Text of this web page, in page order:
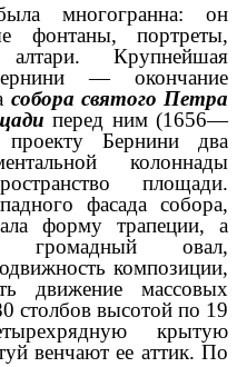
многогранна: он
фонтаны, портреты,
Крупнейшая
— окончание
собора святого Петра
перед ним (1656—
Бернини два
колоннады
площади.
фасада собора,
форму трапеции, а
овал,
композиции,
движение массовых
столбов высотой по 19
крытую
венчают ее аттик. По